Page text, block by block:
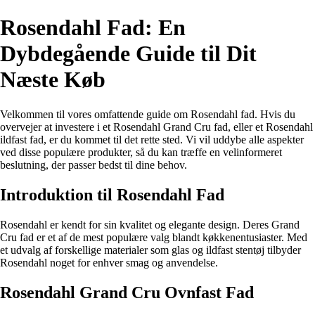
Rosendahl Fad: En
Dybdegående Guide til Dit
Næste Køb
Velkommen til vores omfattende guide om Rosendahl fad. Hvis du
overvejer at investere i et Rosendahl Grand Cru fad, eller et Rosendahl
ildfast fad, er du kommet til det rette sted. Vi vil uddybe alle aspekter
ved disse populære produkter, så du kan træffe en velinformeret
beslutning, der passer bedst til dine behov.
Introduktion til Rosendahl Fad
Rosendahl er kendt for sin kvalitet og elegante design. Deres Grand
Cru fad er et af de mest populære valg blandt køkkenentusiaster. Med
et udvalg af forskellige materialer som glas og ildfast stentøj tilbyder
Rosendahl noget for enhver smag og anvendelse.
Rosendahl Grand Cru Ovnfast Fad